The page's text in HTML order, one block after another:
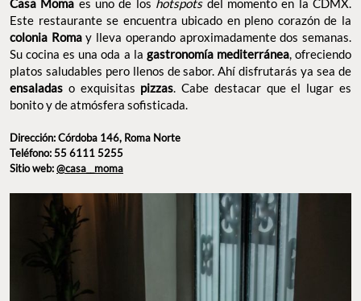
Casa Moma es uno de loshotspotsdel momento en la CDMX.
Este restaurante se encuentra ubicado en pleno corazón de la
colonia Romay lleva operando aproximadamente dos semanas.
Su cocina es una oda a lagastronomía mediterránea, ofreciendo
platos saludables pero llenos de sabor. Ahí disfrutarás ya sea de
ensaladas o exquisitaspizzas . Cabe destacar que el lugar es
bonito y de atmósfera sofisticada.
Dirección: Córdoba 146, Roma Norte
Teléfono: 55 6111 5255
Sitio web:@casa__moma